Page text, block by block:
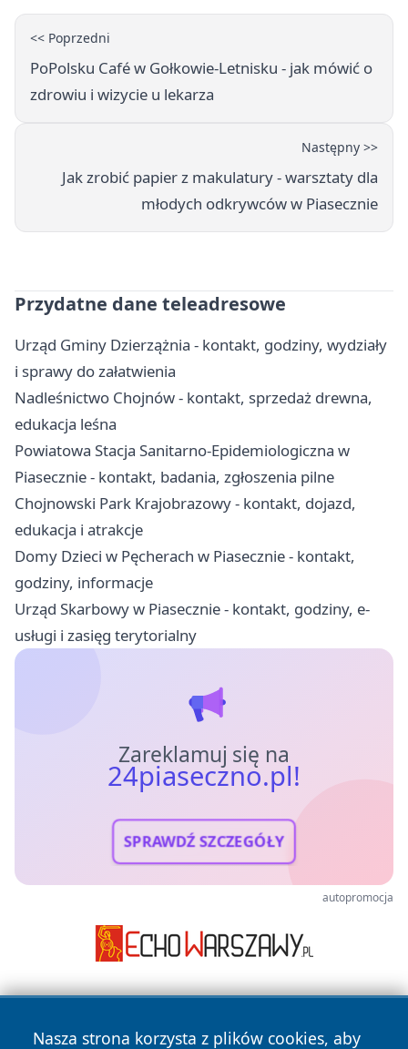
<< Poprzedni
PoPolsku Café w Gołkowie-Letnisku - jak mówić o
zdrowiu i wizycie u lekarza
Następny >>
Jak zrobić papier z makulatury - warsztaty dla
młodych odkrywców w Piasecznie
Przydatne dane teleadresowe
Urząd Gminy Dzierzążnia - kontakt, godziny, wydziały
i sprawy do załatwienia
Nadleśnictwo Chojnów - kontakt, sprzedaż drewna,
edukacja leśna
Powiatowa Stacja Sanitarno-Epidemiologiczna w
Piasecznie - kontakt, badania, zgłoszenia pilne
Chojnowski Park Krajobrazowy - kontakt, dojazd,
edukacja i atrakcje
Domy Dzieci w Pęcherach w Piasecznie - kontakt,
godziny, informacje
Urząd Skarbowy w Piasecznie - kontakt, godziny, e-
usługi i zasięg terytorialny
Zareklamuj się na
24piaseczno.pl!
SPRAWDŹ SZCZEGÓŁY
autopromocja
Nasza strona korzysta z plików cookies, aby